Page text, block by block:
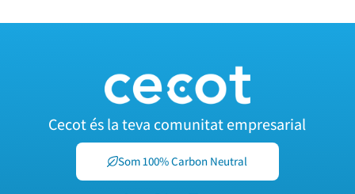
Cecot és la teva comunitat empresarial
Som 100% Carbon Neutral